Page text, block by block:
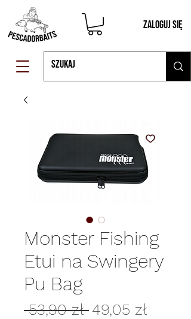
Zaloguj się
Monster Fishing
Etui na Swingery
Pu Bag
53,90 zł Regularna
49,05 zł